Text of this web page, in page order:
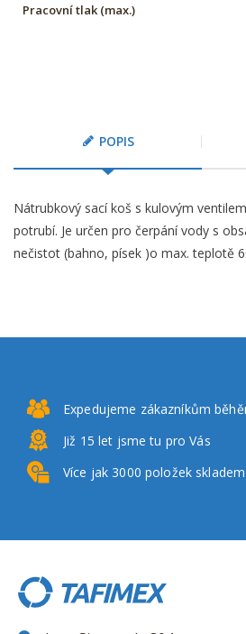
Pracovní tlak (max.)
POPIS
Nátrubkový sací koš s kulovým
potrubí. Je určen pro čerpání vody s
nečistot (bahno, písek )o max. teplotě
Expedujeme zákazníkům
Již 15 let jsme tu pro Vás
Více jak 3000 položek skladem